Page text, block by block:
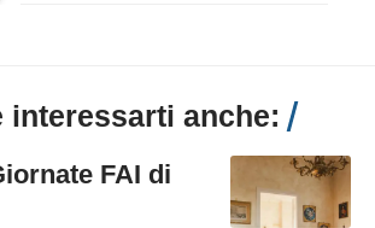
interessarti anche:
FAI di